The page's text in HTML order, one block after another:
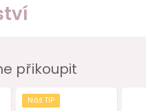
přikoupit